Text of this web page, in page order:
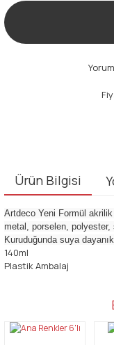
Ürün Bilgisi
Artdeco Yeni Formül
metal, porselen,
Kuruduğunda suya
140ml
Plastik Ambalaj
Bu
Bu ürünün fiyat bilgisi,
tarafımıza iletebilirsiniz.